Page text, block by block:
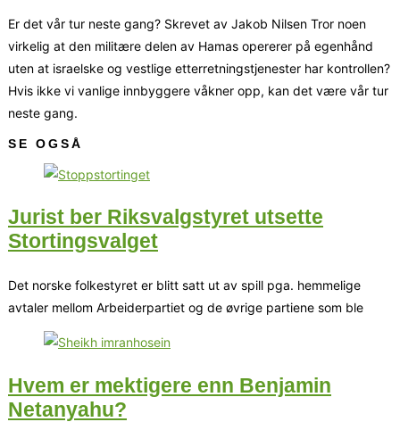
Er det vår tur neste gang? Skrevet av Jakob Nilsen Tror noen
virkelig at den militære delen av Hamas opererer på egenhånd
uten at israelske og vestlige etterretningstjenester har kontrollen?
Hvis ikke vi vanlige innbyggere våkner opp, kan det være vår tur
neste gang.
SE OGSÅ
Jurist ber Riksvalgstyret utsette
Stortingsvalget
Det norske folkestyret er blitt satt ut av spill pga. hemmelige
avtaler mellom Arbeiderpartiet og de øvrige partiene som ble
Hvem er mektigere enn Benjamin
Netanyahu?